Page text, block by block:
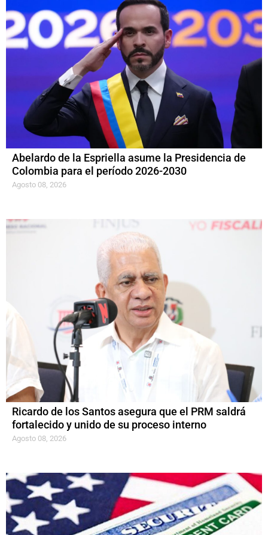
Abelardo de la Espriella asume la Presidencia de
Colombia para el período 2026-2030
Agosto 08, 2026
Ricardo de los Santos asegura que el PRM saldrá
fortalecido y unido de su proceso interno
Agosto 08, 2026